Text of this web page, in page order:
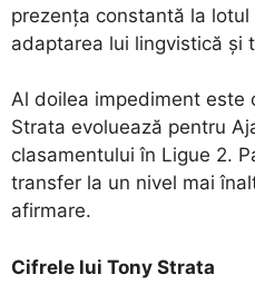
prezența constantă la
adaptarea lui lingvistică și
Al doilea impediment este
Strata evoluează pentru
clasamentului în Ligue 2.
transfer la un nivel mai
afirmare.
Cifrele lui Tony Strata